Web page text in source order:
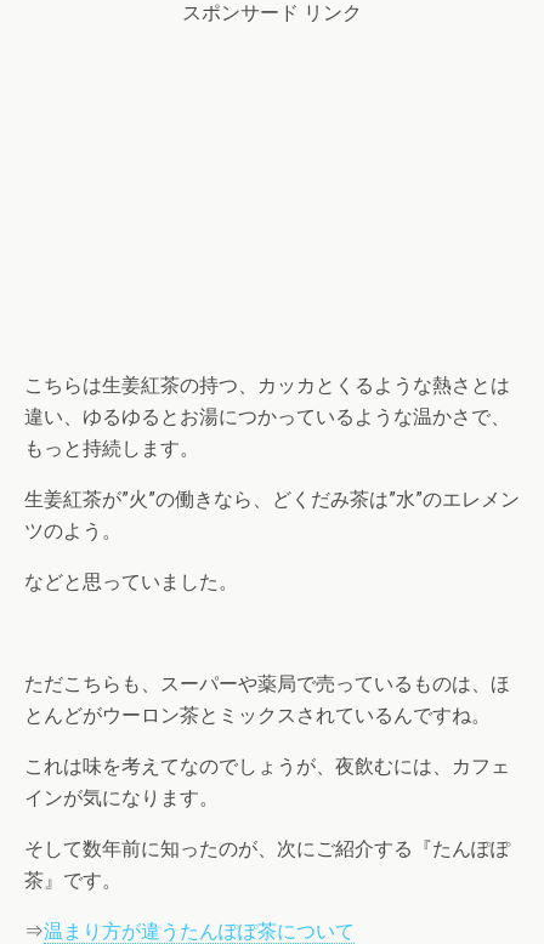
スポンサード リンク
こちらは生姜紅茶の持つ、カッカとくるような熱さとは
違い、ゆるゆるとお湯につかっているような温かさで、
もっと持続します。
生姜紅茶が”火”の働きなら、どくだみ茶は”水”のエレメン
ツのよう。
などと思っていました。
ただこちらも、スーパーや薬局で売っているものは、ほ
とんどがウーロン茶とミックスされているんですね。
これは味を考えてなのでしょうが、夜飲むには、カフェ
インが気になります。
そして数年前に知ったのが、次にご紹介する『たんぽぽ
茶』です。
⇒温まり方が違うたんぽぽ茶について